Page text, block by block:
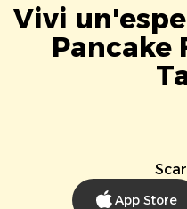
Vivi
Pancake
App Store